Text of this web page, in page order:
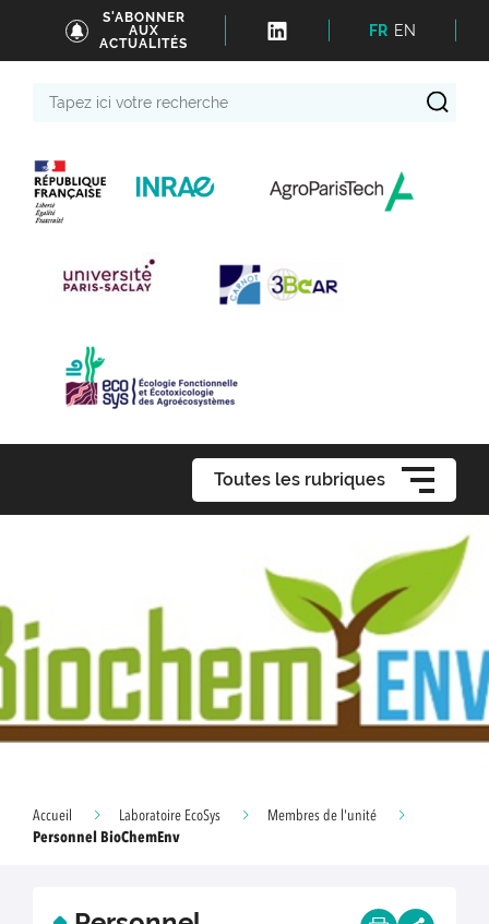
S'ABONNER
AUX
ACTUALITÉS
FR EN
Toutes les rubriques
Accueil Laboratoire EcoSys
Membres de l'unité
Personnel BioChemEnv